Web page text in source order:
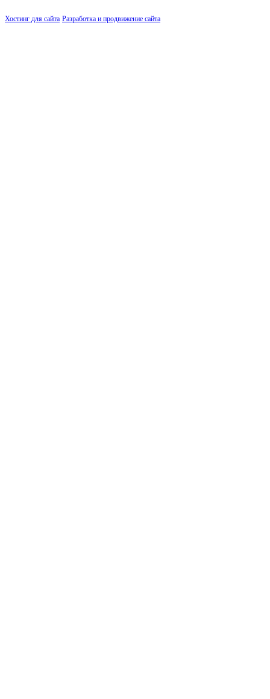
Хостинг для сайта Разработка и продвижение сайта